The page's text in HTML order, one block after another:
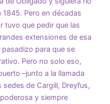
Pero en décadas
tuvo que pedir que las
extensiones de esa
para que se
Pero no solo eso,
–junto a la llamada
de Cargill, Dreyfus,
y siempre